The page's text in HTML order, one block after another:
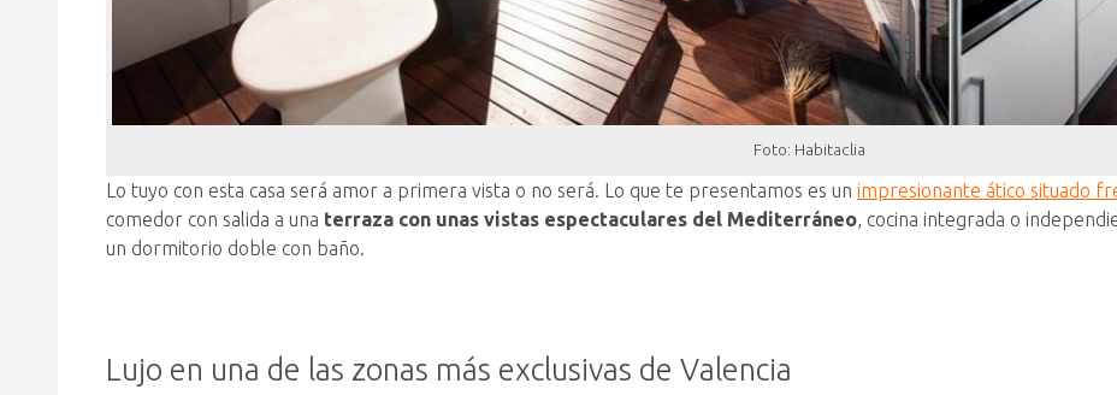
Foto: Habitaclia
Lo tuyo con esta casa será amor a primera vista o no será. Lo que te presentamos es un impresionante ático situado
comedor con salida a una terraza con unas vistas espectaculares del Mediterráneo, cocina integrada o
un dormitorio doble con baño.
Lujo en una de las zonas más exclusivas de Valencia